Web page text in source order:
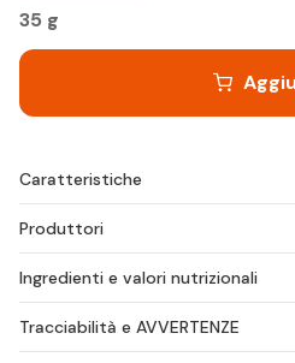
35 g
Caratteristiche
Produttori
Ingredienti e valori nutrizionali
Tracciabilità e AVVERTENZE